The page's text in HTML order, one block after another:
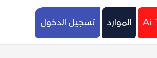
Ai الموارد تسجيل الدخول